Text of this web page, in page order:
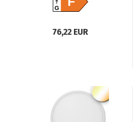
G
76,22 EUR